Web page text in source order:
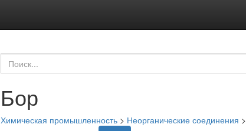
Бор
Химическая промышленность > Неорганические соединения >